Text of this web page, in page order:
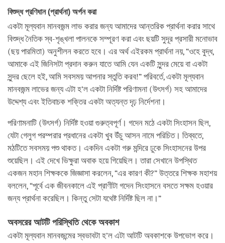
বিশুদ্ধ প্রণিধান (প্রার্থনা) অর্পন করা
একটা মূল্যবান মানবজন্ম লাভ করার জন্য আমাদের আন্তরিক প্রার্থনা করার সাথে
বিশুদ্ধ নৈতিক স্ব-শৃঙ্খলা পালনকে সম্পূরণ করা এবং ছয়টি সুদূর প্রসারী মনোভাব
(ছয় পারমিতা) অনুশীলন করতে হবে। এর অর্থ এইরকম প্রার্থনা নয়, “ওহে বুদ্ধ,
আমাকে এই জিনিসটা প্রদান করুন যাতে আমি যেন একটি সুন্দর মেয়ে বা একটা
সুন্দর ছেলে হই, আমি সবসময় আপনার স্তুতি করব!” পরিবর্তে, একটা মূল্যবান
মানবজন্ম লাভের জন্য এটা হ’ল একটা নির্দিষ্ট পরিণামনা (উৎসর্গ) সহ আমাদের
উদ্দেশ্য এবং ইতিবাচক শক্তির একটা অত্যন্ত দৃঢ় নির্দেশনা।
পরিণামনাটি (উৎসর্গ) নির্দিষ্ট হওয়া গুরুত্বপূর্ণ। গদেন মঠে একটা সিংহাসন ছিল,
যেটা গেলুগ পরম্পরার প্রধানের একটা খুব উঁচু আসন নামে পরিচিত। তিব্বতে,
মঠটিতে সবসময় পশু থাকত। একদিন একটা গরু মন্দিরে ঢুকে সিংহাসনের উপর
শুয়েছিল। এই দেখে ভিক্ষুরা অবাক হয়ে গিয়েছিল। তারা সেখানে উপস্থিত
একজন মহান শিক্ষককে জিজ্ঞাসা করলেন, “এর কারণ কী?” উত্তরে শিক্ষক মহাশয়
বললেন, “পূর্বে এক জীবনকালে এই প্রাণীটা গদেন সিংহাসনে বসতে সক্ষম হওয়ার
জন্য প্রার্থনা করেছিল। কিন্তু সেটা যথেষ্ট নির্দিষ্ট ছিল না।”
অবসরের আটটি পরিস্থিতি থেকে অবকাশ
একটা মূল্যবান মানবজন্মের স্বভাবটা হ’ল এটা আটটি অবকাশকে উপভোগ করে।